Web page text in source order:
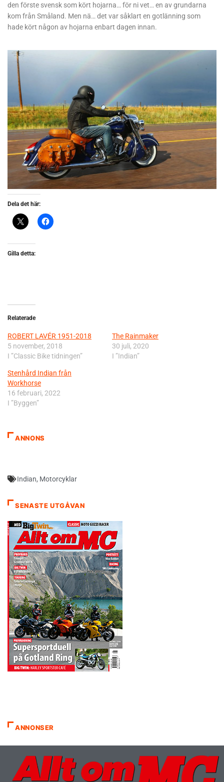
den förste svensk som kört hojarna… för ni vet… en av grundarna
kom från Småland. Men nä… det var såklart en gotlänning som
hade kört någon av hojarna enbart dagen innan.
Dela det här:
Gilla detta:
Relaterade
ROBERT LAVÉR 1951-2018
5 november, 2018
I ”Classic Bike tidningen”
The Rainmaker
30 juli, 2020
I ”Indian”
Stenhård Indian från
Workhorse
16 februari, 2022
I ”Byggen”
ANNONS
Indian, Motorcyklar
SENASTE UTGÅVAN
ANNONSER